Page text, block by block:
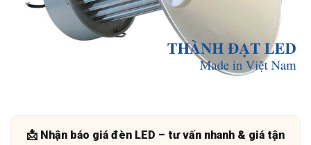
📩 Nhận báo giá đèn LED – tư vấn nhanh & giá tận